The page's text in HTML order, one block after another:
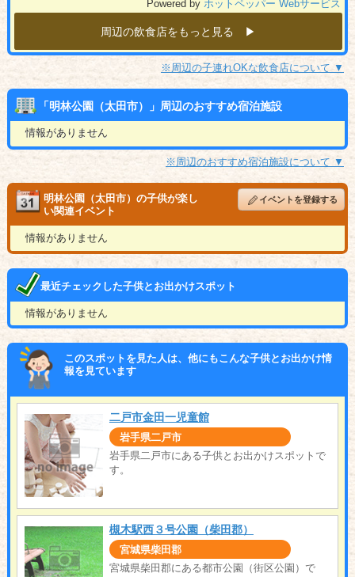
Powered byホットペッパー Webサービス
周辺の飲食店をもっと見る ▶︎
※周辺の子連れOKな飲食店について ▼
「明林公園（太田市）」周辺のおすすめ宿泊施設
情報がありません
※周辺のおすすめ宿泊施設について ▼
明林公園（太田市）の子供が楽し
い関連イベント
イベントを登録する
情報がありません
最近チェックした子供とお出かけスポット
情報がありません
このスポットを見た人は、他にもこんな子供とお出かけ情
報を見ています
二戸市金田一児童館
岩手県二戸市
岩手県二戸市にある子供とお出かけスポットで
す。
槻木駅西３号公園（柴田郡）
宮城県柴田郡
宮城県柴田郡にある都市公園（街区公園）で